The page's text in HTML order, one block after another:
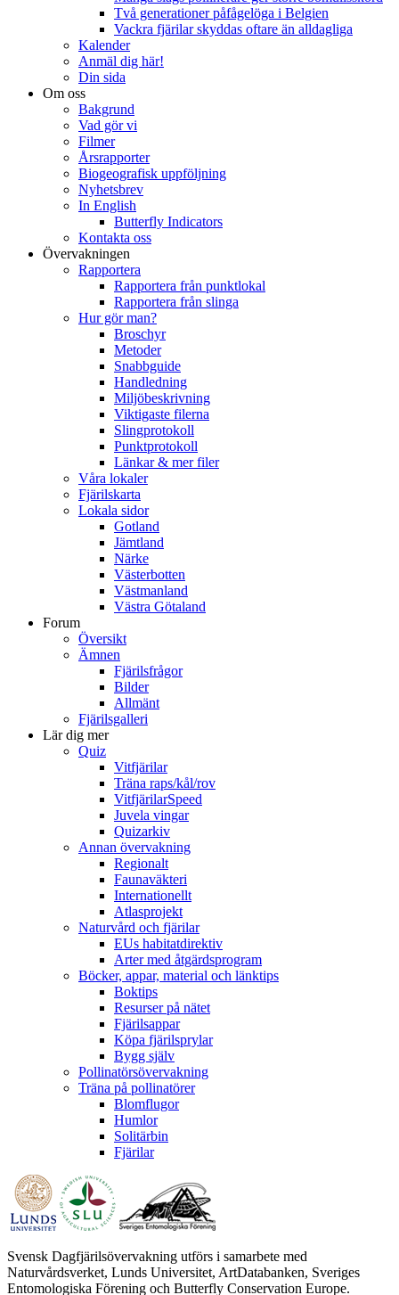
Två generationer påfågelöga i Belgien
Vackra fjärilar skyddas oftare än alldagliga
Kalender
Anmäl dig här!
Din sida
Om oss
Bakgrund
Vad gör vi
Filmer
Årsrapporter
Biogeografisk uppföljning
Nyhetsbrev
In English
Butterfly Indicators
Kontakta oss
Övervakningen
Rapportera
Rapportera från punktlokal
Rapportera från slinga
Hur gör man?
Broschyr
Metoder
Snabbguide
Handledning
Miljöbeskrivning
Viktigaste filerna
Slingprotokoll
Punktprotokoll
Länkar & mer filer
Våra lokaler
Fjärilskarta
Lokala sidor
Gotland
Jämtland
Närke
Västerbotten
Västmanland
Västra Götaland
Forum
Översikt
Ämnen
Fjärilsfrågor
Bilder
Allmänt
Fjärilsgalleri
Lär dig mer
Quiz
Vitfjärilar
Träna raps/kål/rov
VitfjärilarSpeed
Juvela vingar
Quizarkiv
Annan övervakning
Regionalt
Faunaväkteri
Internationellt
Atlasprojekt
Naturvård och fjärilar
EUs habitatdirektiv
Arter med åtgärdsprogram
Böcker, appar, material och länktips
Boktips
Resurser på nätet
Fjärilsappar
Köpa fjärilsprylar
Bygg själv
Pollinatörsövervakning
Träna på pollinatörer
Blomflugor
Humlor
Solitärbin
Fjärilar
Svensk Dagfjärilsövervakning utförs i samarbete med
Naturvårdsverket, Lunds Universitet, ArtDatabanken, Sveriges
Entomologiska Förening och Butterfly Conservation Europe.